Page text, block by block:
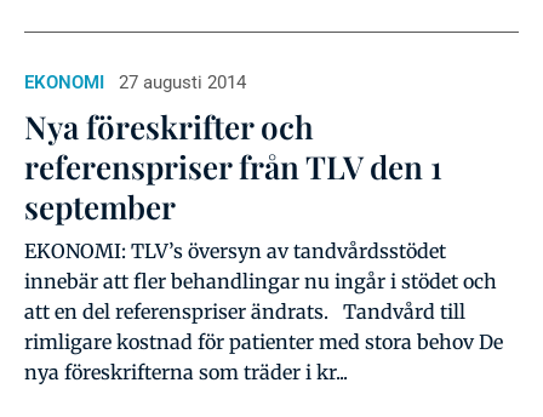
EKONOMI 27 augusti 2014
Nya föreskrifter och
referenspriser från TLV den 1
september
EKONOMI: TLV’s översyn av tandvårdsstödet
innebär att fler behandlingar nu ingår i stödet och
att en del referenspriser ändrats. Tandvård till
rimligare kostnad för patienter med stora behov De
nya föreskrifterna som träder i kr...